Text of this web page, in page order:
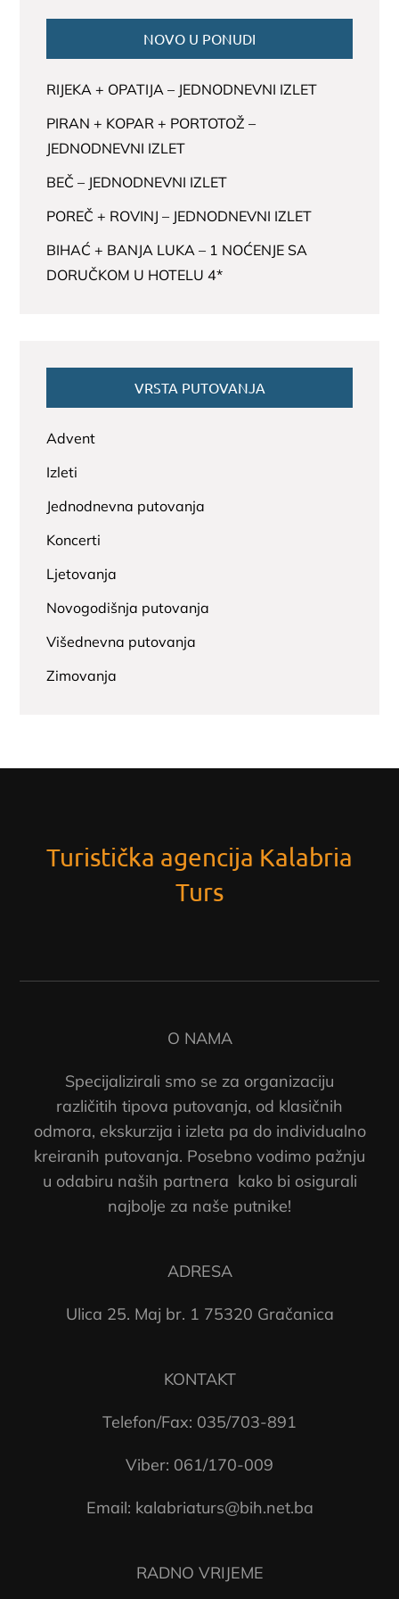
NOVO U PONUDI
RIJEKA + OPATIJA – JEDNODNEVNI IZLET
PIRAN + KOPAR + PORTOTOŽ –
JEDNODNEVNI IZLET
BEČ – JEDNODNEVNI IZLET
POREČ + ROVINJ – JEDNODNEVNI IZLET
BIHAĆ + BANJA LUKA – 1 NOĆENJE SA
DORUČKOM U HOTELU 4*
VRSTA PUTOVANJA
Advent
Izleti
Jednodnevna putovanja
Koncerti
Ljetovanja
Novogodišnja putovanja
Višednevna putovanja
Zimovanja
Turistička agencija Kalabria
Turs
O NAMA
Specijalizirali smo se za organizaciju
različitih tipova putovanja, od klasičnih
odmora, ekskurzija i izleta pa do individualno
kreiranih putovanja. Posebno vodimo pažnju
u odabiru naših partnera kako bi osigurali
najbolje za naše putnike!
ADRESA
Ulica 25. Maj br. 1 75320 Gračanica
KONTAKT
Telefon/Fax: 035/703-891
Viber: 061/170-009
Email: kalabriaturs@bih.net.ba
RADNO VRIJEME